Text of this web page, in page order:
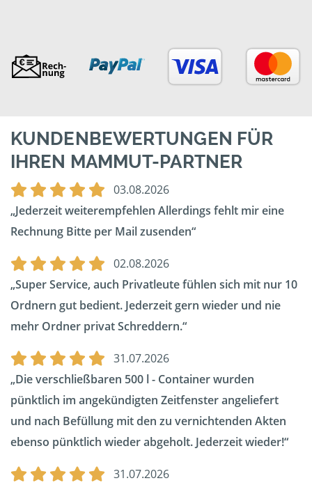
KUNDENBEWERTUNGEN FÜR
IHREN MAMMUT-PARTNER
03.08.2026
Jederzeit weiterempfehlen Allerdings fehlt mir eine
Rechnung Bitte per Mail zusenden
02.08.2026
Super Service, auch Privatleute fühlen sich mit nur 10
Ordnern gut bedient. Jederzeit gern wieder und nie
mehr Ordner privat Schreddern.
31.07.2026
Die verschließbaren 500 l - Container wurden
pünktlich im angekündigten Zeitfenster angeliefert
und nach Befüllung mit den zu vernichtenden Akten
ebenso pünktlich wieder abgeholt. Jederzeit wieder!
31.07.2026